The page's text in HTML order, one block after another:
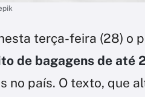
terça-feira (28) o
de bagagens de até
no país. O texto, que